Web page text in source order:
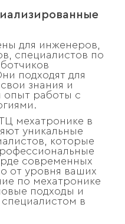
для инженеров,
специалистов по
подходят для
знания и
опыт работы с
мехатронике в
уникальные
которые
современных
от уровня ваших
по мехатронике
подходы и
в